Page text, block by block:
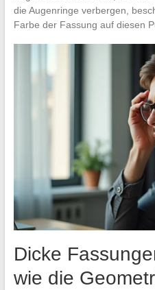
die Augenringe verbergen,
Farbe der Fassung auf diesen
Dicke
wie die